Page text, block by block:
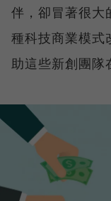
伴，卻冒著很大
種科技商業模式
助這些新創團隊